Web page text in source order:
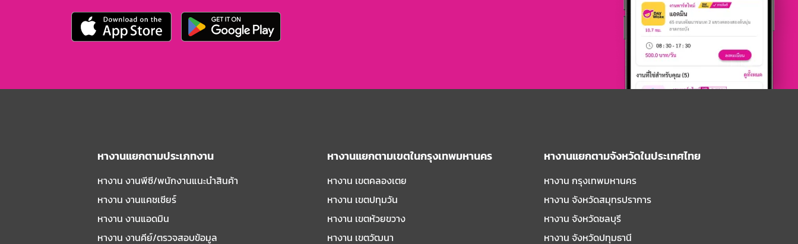
หางานแยกตามประเภทงาน
หางาน งานพีซี/พนักงานแนะนําสินค้า
หางาน งานแคชเชียร์
หางาน งานแอดมิน
หางาน งานคีย์/ตรวจสอบข้อมูล
หางานแยกตามเขตในกรุงเทพมหานคร
หางาน เขตคลองเตย
หางาน เขตปทุมวัน
หางาน เขตห้วยขวาง
หางาน เขตวัฒนา
หางานแยกตามจังหวัดในประเทศไทย
หางาน กรุงเทพมหานคร
หางาน จังหวัดสมุทรปราการ
หางาน จังหวัดชลบุรี
หางาน จังหวัดปทุมธานี